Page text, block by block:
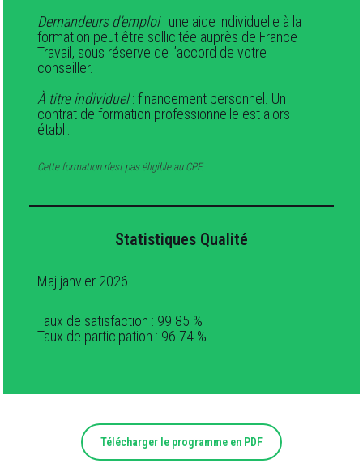
Demandeurs d’emploi: une aide individuelle à la
formation peut être sollicitée auprès de France
Travail, sous réserve de l’accord de votre
conseiller.
À titre individuel: financement personnel. Un
contrat de formation professionnelle est alors
établi.
Cette formation n’est pas éligible au CPF.
Statistiques Qualité
Maj janvier 2026
Taux de satisfaction : 99.85 %
Taux de participation : 96.74 %
Télécharger le programme en PDF